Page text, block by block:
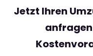
Jetzt Ihren